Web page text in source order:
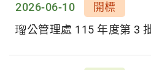
2026-06-10
開標